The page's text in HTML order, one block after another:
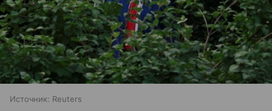
Источник: Reuters